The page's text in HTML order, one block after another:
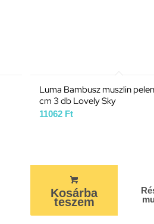
Luma Bambusz muszlin
cm 3 db Lovely Sky
11062 Ft
Kosárba
teszem